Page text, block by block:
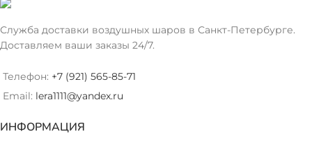
Служба доставки воздушных шаров в Санкт-Петербурге.
Доставляем ваши заказы 24/7.
Телефон: +7 (921) 565-85-71
Email: lera1111@yandex.ru
ИНФОРМАЦИЯ